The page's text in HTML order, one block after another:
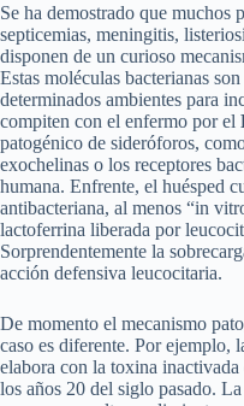
Se ha demostrado que muchos
septicemias, meningitis,
disponen de un curioso
Estas moléculas bacterianas
determinados ambientes para
compiten con el enfermo por el
patogénico de sideróforos,
exochelinas o los receptores
humana. Enfrente, el huésped
antibacteriana, al menos “in
lactoferrina liberada por
Sorprendentemente la
acción defensiva leucocitaria.
De momento el mecanismo
caso es diferente. Por ejemplo,
elabora con la toxina inactivada
los años 20 del siglo pasado.